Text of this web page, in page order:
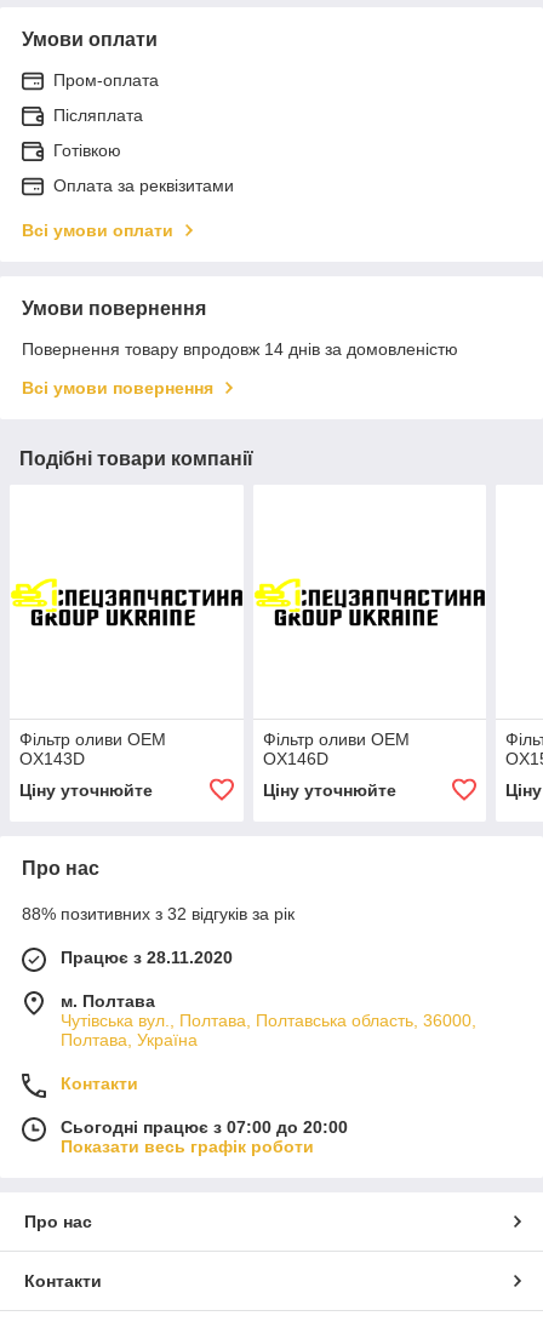
Умови оплати
Пром-оплата
Післяплата
Готівкою
Оплата за реквізитами
Всі умови оплати
Умови повернення
Повернення товару впродовж 14 днів за домовленістю
Всі умови повернення
Подібні товари компанії
Фільтр оливи OEM
OX143D
Ціну уточнюйте
Фільтр оливи OEM
OX146D
Ціну уточнюйте
Про нас
88% позитивних з 32 відгуків за рік
Працює з 28.11.2020
м. Полтава
Чутівська вул., Полтава, Полтавська область, 36000,
Полтава, Україна
Контакти
Сьогодні працює з 07:00 до 20:00
Показати весь графік роботи
Про нас
Контакти